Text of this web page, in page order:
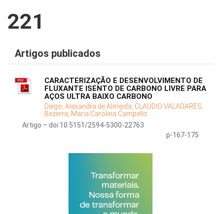
221
Artigos publicados
CARACTERIZAÇÃO E DESENVOLVIMENTO DE
FLUXANTE ISENTO DE CARBONO LIVRE PARA
AÇOS ULTRA BAIXO CARBONO
Diego, Alexandra de Almeida; CLAUDIO VALADARES;
Bezerra, Maria Carolina Campello
Artigo – doi 10.5151/2594-5300-22763
p-167-175